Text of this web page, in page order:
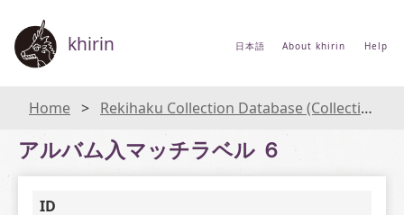
khirin 日本語 About khirin Help
Home Rekihaku Collection Database (Collections Database of the National Museum of Japanese History)
アルバム入マッチラベル ６
ID